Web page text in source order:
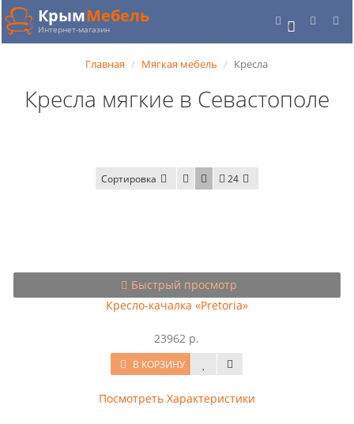
0
КрымМебель
Интернет-магазин
Главная Мягкая мебель Кресла
Кресла мягкие в Севастополе
Сортировка 24
Быстрый просмотр
Кресло-качалка «Pretoria»
23962 р.
В КОРЗИНУ
Посмотреть Характеристики